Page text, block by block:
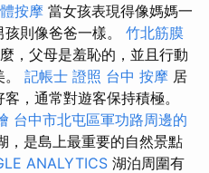
按摩 當女孩表現得像媽媽一
則像爸爸一樣。 竹北筋膜
，父母是羞恥的，並且行動
記帳士 證照 台中 按摩 居
，通常對遊客保持積極。
台中市北屯區軍功路周邊的
，是島上最重要的自然景點
ANALYTICS 湖泊周圍有